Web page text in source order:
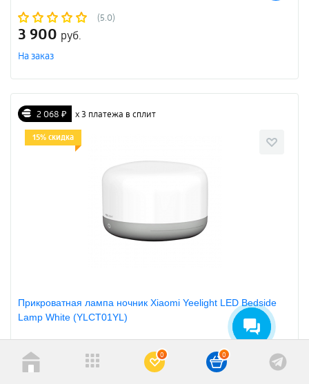
(5.0)
3 900 руб.
На заказ
2 068 ₽ х 3 платежа в сплит
15% скидка
Прикроватная лампа ночник Xiaomi Yeelight LED Bedside
Lamp White (YLCT01YL)
Артикул: 963237
0 0